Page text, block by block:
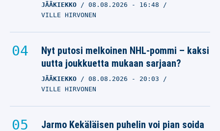
JÄÄKIEKKO 08.08.2026 - 16:48
VILLE HIRVONEN
Nyt putosi melkoinen NHL-pommi – kaksi
uutta joukkuetta mukaan sarjaan?
JÄÄKIEKKO 08.08.2026 - 20:03
VILLE HIRVONEN
Jarmo Kekäläisen puhelin voi pian soida